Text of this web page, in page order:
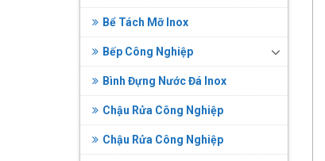
Bể Tách Mỡ Inox
Bếp Công Nghiệp
Bình Đựng Nước Đá Inox
Chậu Rửa Công Nghiệp
Chậu Rửa Công Nghiệp